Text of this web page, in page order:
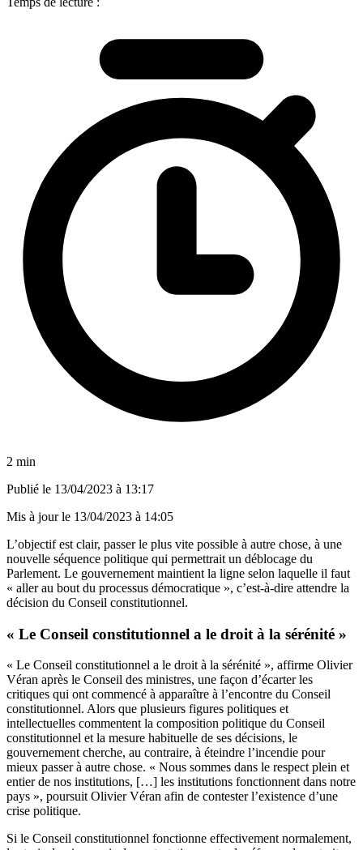
2 min
Publié le 13/04/2023 à 13:17
Mis à jour le 13/04/2023 à 14:05
L’objectif est clair, passer le plus vite possible à autre chose, à une
nouvelle séquence politique qui permettrait un déblocage du
Parlement. Le gouvernement maintient la ligne selon laquelle il faut
« aller au bout du processus démocratique », c’est-à-dire attendre la
décision du Conseil constitutionnel.
« Le Conseil constitutionnel a le droit à la sérénité »
« Le Conseil constitutionnel a le droit à la sérénité », affirme Olivier
Véran après le Conseil des ministres, une façon d’écarter les
critiques qui ont commencé à apparaître à l’encontre du Conseil
constitutionnel. Alors que plusieurs figures politiques et
intellectuelles commentent la composition politique du Conseil
constitutionnel et la mesure habituelle de ses décisions, le
gouvernement cherche, au contraire, à éteindre l’incendie pour
mieux passer à autre chose. « Nous sommes dans le respect plein et
entier de nos institutions, […] les institutions fonctionnent dans notre
pays », poursuit Olivier Véran afin de contester l’existence d’une
crise politique.
Si le Conseil constitutionnel fonctionne effectivement normalement,